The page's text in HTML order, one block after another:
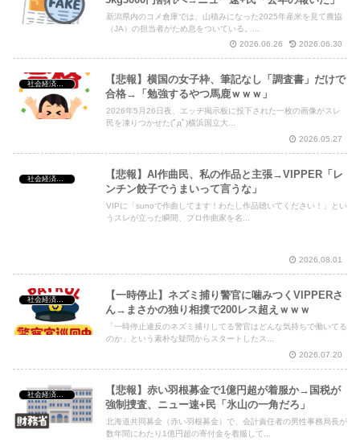
新潟県内のコメ倉庫では、山積みになった2025年産米を見て農協
（JA）の担当者がため息をついている。...
2026.06.26
2026.06.30
【悲報】横国の女子枠、筆記なし「調査書」だけで
合格→「勉強するやつ馬鹿ｗｗｗ」
2026年5月26日夜、エッヂ掲示板に投下された一枚の画像がスレ
民を凍りつかせた(ﾟдﾟ)横浜国立大...
2026.05.27
【悲報】AI作曲民、私の作品と主張→VIPPER「レ
ンチン餃子でうまいって言うな」
VIPに「sunoで作曲してます！わたし作品聴いてください！」とい
うスレが立った瞬間、プロ作曲家を名...
2026.08.01
【一時停止】ネズミ捕り警官に噛みつくVIPPERさ
ん→まさかの独り相撲で200レス超えｗｗｗ
「一時停止違反のネズミ捕りしてる警官はどんな気持ちで働いてる
のか」という素朴な疑問からスタートしたス...
2026.07.20
【悲報】赤い羽根募金で1億円超が着服か→国税が
強制捜査、ニュー速+民「氷山の一角だろ」
北海道共同募金（赤い羽根募金）で、会計責任者の男性事務局長が
数年間にわたり1億円超の寄付金を着服して...